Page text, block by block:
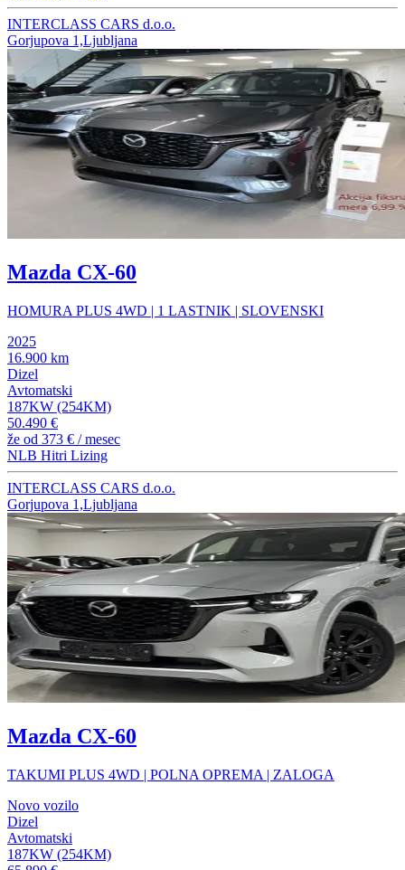
INTERCLASS CARS d.o.o.
Gorjupova 1,Ljubljana
Mazda CX-60
HOMURA PLUS 4WD | 1 LASTNIK | SLOVENSKI
2025
16.900 km
Dizel
Avtomatski
187KW (254KM)
50.490 €
že od 373 € / mesec
NLB Hitri Lizing
INTERCLASS CARS d.o.o.
Gorjupova 1,Ljubljana
Mazda CX-60
TAKUMI PLUS 4WD | POLNA OPREMA | ZALOGA
Novo vozilo
Dizel
Avtomatski
187KW (254KM)